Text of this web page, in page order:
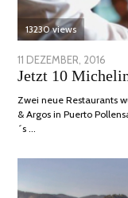
13230 views
POSTED
ON
11 DEZEMBER, 2016
JUNI,
Jetzt 10
Zwei neue Restaurants
& Argos in Puerto
´s …